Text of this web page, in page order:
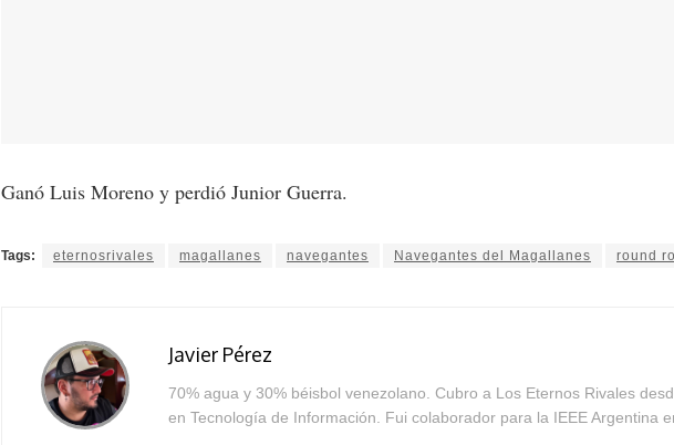
Ganó Luis Moreno y perdió Junior Guerra.
Tags: eternosrivales magallanes navegantes Navegantes del Magallanes round
Javier Pérez
70% agua y 30% béisbol venezolano. Cubro a Los Eternos Rivales
en Tecnología de Información. Fui colaborador para la IEEE Argentina